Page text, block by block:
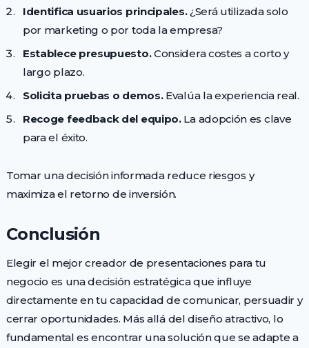
Identifica usuarios principales.¿Será utilizada solo
por marketing o por toda la empresa?
Establece presupuesto.Considera costes a corto y
largo plazo.
Solicita pruebas o demos.Evalúa la experiencia real.
Recoge feedback del equipo.La adopción es clave
para el éxito.
Tomar una decisión informada reduce riesgos y
maximiza el retorno de inversión.
Conclusión
Elegir el mejor creador de presentaciones para tu
negocio es una decisión estratégica que influye
directamente en tu capacidad de comunicar, persuadir y
cerrar oportunidades. Más allá del diseño atractivo, lo
fundamental es encontrar una solución que se adapte a